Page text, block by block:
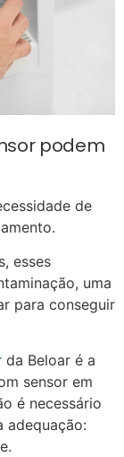
podem
de
esses
uma
para conseguir
da Beloar é a
sensor em
é necessário
adequação: